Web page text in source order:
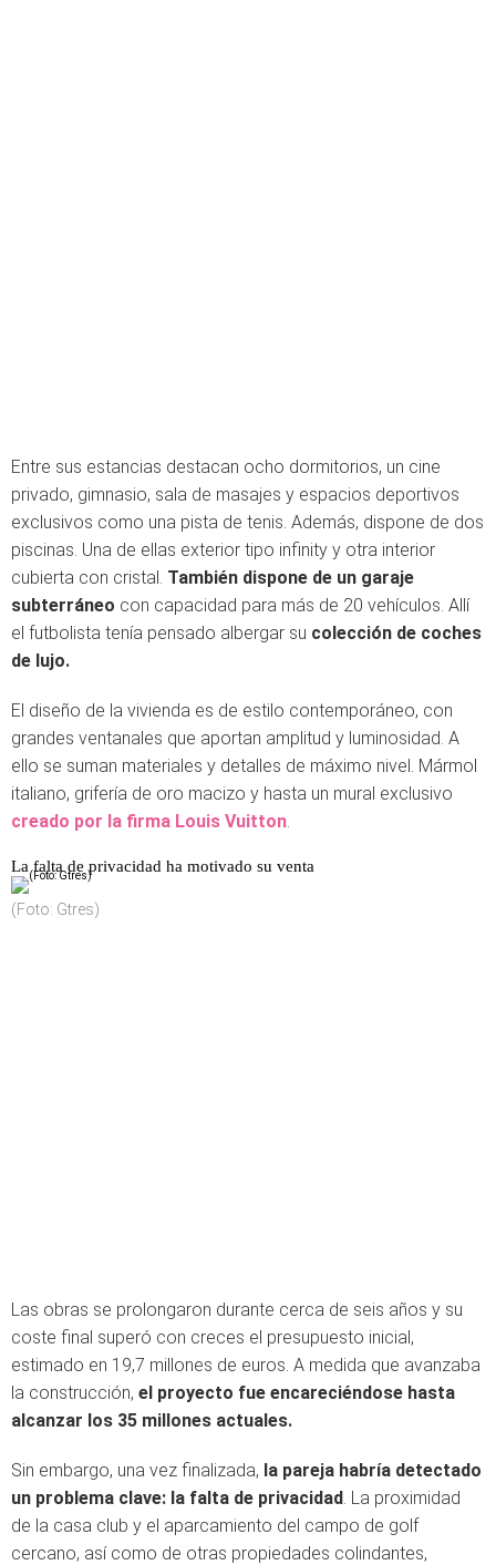
Entre sus estancias destacan ocho dormitorios, un cine
privado, gimnasio, sala de masajes y espacios deportivos
exclusivos como una pista de tenis. Además, dispone de dos
piscinas. Una de ellas exterior tipo infinity y otra interior
cubierta con cristal. También dispone de un garaje
subterráneo con capacidad para más de 20 vehículos. Allí
el futbolista tenía pensado albergar su colección de coches
de lujo.
El diseño de la vivienda es de estilo contemporáneo, con
grandes ventanales que aportan amplitud y luminosidad. A
ello se suman materiales y detalles de máximo nivel. Mármol
italiano, grifería de oro macizo y hasta un mural exclusivo
creado por la firma Louis Vuitton.
La falta de privacidad ha motivado su venta
(Foto: Gtres)
Las obras se prolongaron durante cerca de seis años y su
coste final superó con creces el presupuesto inicial,
estimado en 19,7 millones de euros. A medida que avanzaba
la construcción, el proyecto fue encareciéndose hasta
alcanzar los 35 millones actuales.
Sin embargo, una vez finalizada, la pareja habría detectado
un problema clave: la falta de privacidad. La proximidad
de la casa club y el aparcamiento del campo de golf
cercano, así como de otras propiedades colindantes,